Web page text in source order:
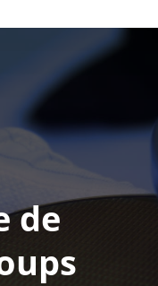
de